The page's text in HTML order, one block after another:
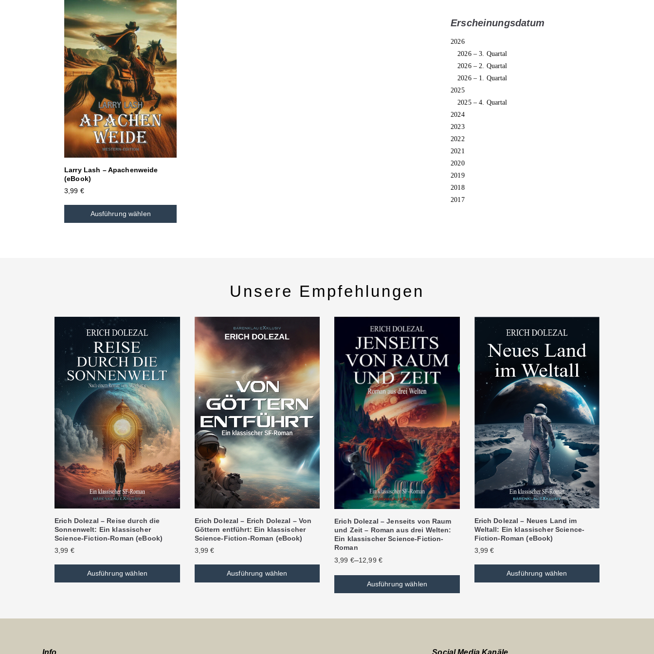
Larry Lash – Apachenweide
(eBook)
3,99 €
Ausführung wählen
Erscheinungsdatum
2026
2026 – 3. Quartal
2026 – 2. Quartal
2026 – 1. Quartal
2025
2025 – 4. Quartal
2024
2023
2022
2021
2020
2019
2018
2017
Unsere Empfehlungen
Erich Dolezal – Reise durch die
Sonnenwelt: Ein klassischer
Science-Fiction-Roman (eBook)
3,99 €
Ausführung wählen
Erich Dolezal – Erich Dolezal – Von
Göttern entführt: Ein klassischer
Science-Fiction-Roman (eBook)
3,99€
Ausführung wählen
Erich Dolezal – Jenseits von Raum
und Zeit – Roman aus drei Welten:
Ein klassischer Science-Fiction-
Roman
3,99 €–12,99 €
Ausführung wählen
Erich Dolezal – Neues Land im
Weltall: Ein klassischer Science-
Fiction-Roman (eBook)
3,99€
Ausführung wählen
Info Social Media Kanäle